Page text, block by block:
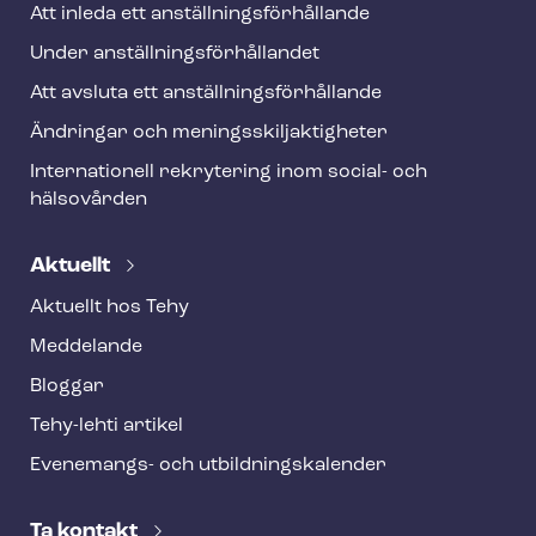
Att inleda ett an­ställ­nings­för­hål­lan­de
Under an­ställ­nings­för­hål­lan­det
Att avsluta ett an­ställ­nings­för­hål­lan­de
Ändringar och me­nings­skilj­ak­tig­he­ter
Internationell rekrytering inom social- och
hälsovården
Aktuellt
Aktuellt hos Tehy
Meddelande
Bloggar
Tehy-lehti artikel
Evenemangs- och ut­bild­nings­ka­len­der